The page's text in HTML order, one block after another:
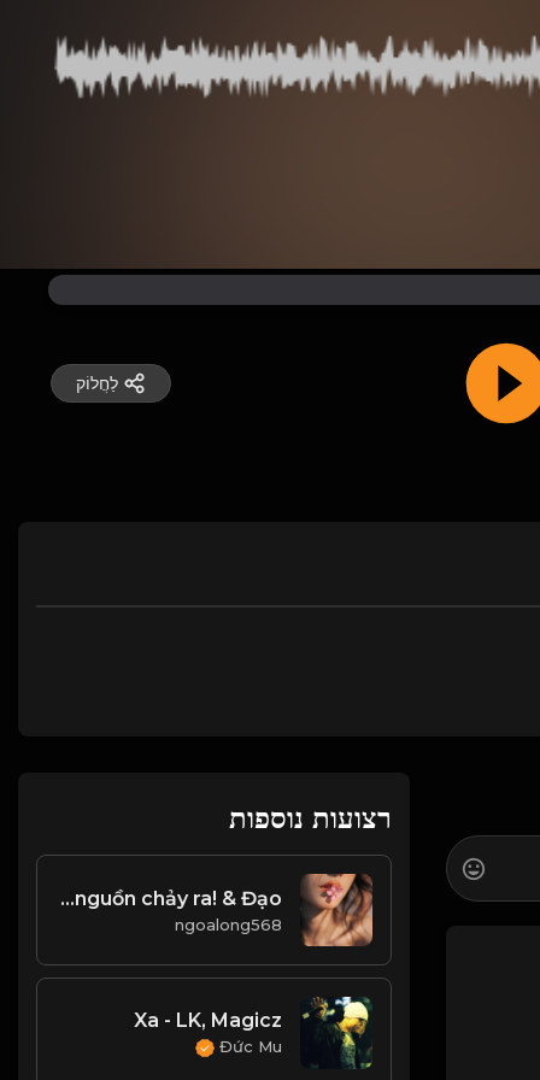
לַחֲלוֹק
רצועות נוספות
Công cha như núi thái sơn Nghĩa mẹ như nước trong nguồn chảy ra! & Đạo
ngoalong568
Xa - LK, Magicz
Đức Mu